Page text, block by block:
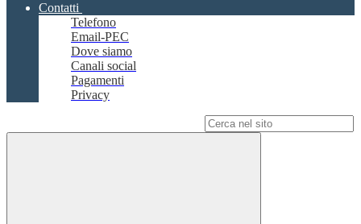
Contatti
Telefono
Email-PEC
Dove siamo
Canali social
Pagamenti
Privacy